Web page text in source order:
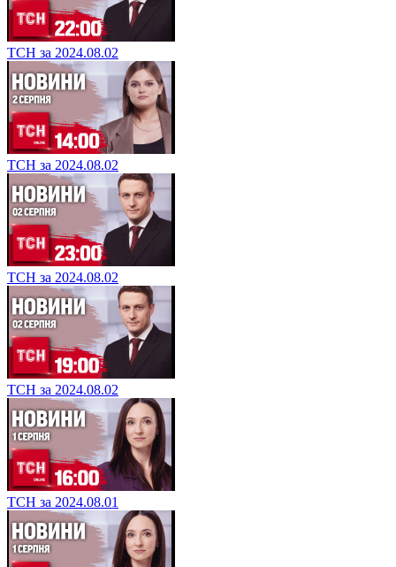
ТСН за 2024.08.02
ТСН за 2024.08.02
ТСН за 2024.08.02
ТСН за 2024.08.02
ТСН за 2024.08.01